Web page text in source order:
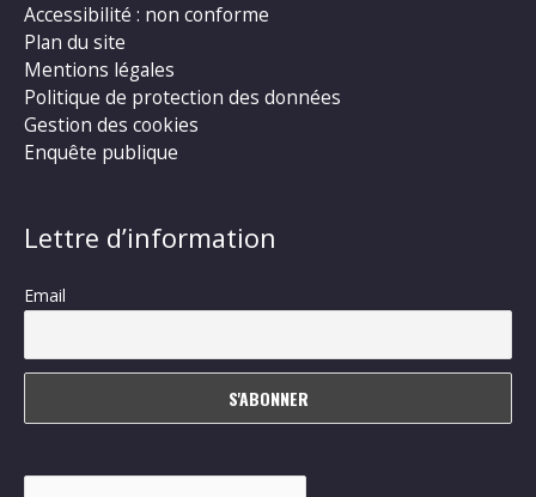
Accessibilité : non conforme
Plan du site
Mentions légales
Politique de protection des données
Gestion des cookies
Enquête publique
Lettre d’information
Email